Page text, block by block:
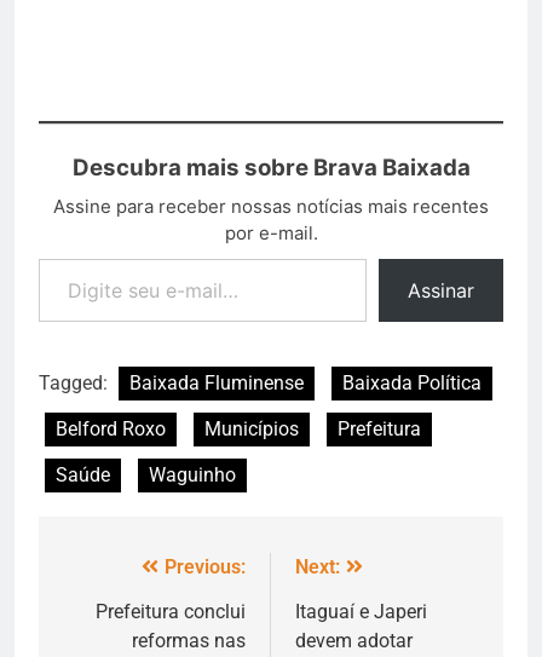
Descubra mais sobre Brava Baixada
Assine para receber nossas notícias mais recentes
por e-mail.
Assinar
Tagged: Baixada Fluminense
Baixada Política
Belford Roxo
Municípios
Prefeitura
Saúde
Waguinho
Previous:
Prefeitura conclui
reformas nas
Next:
Itaguaí e Japeri
devem adotar